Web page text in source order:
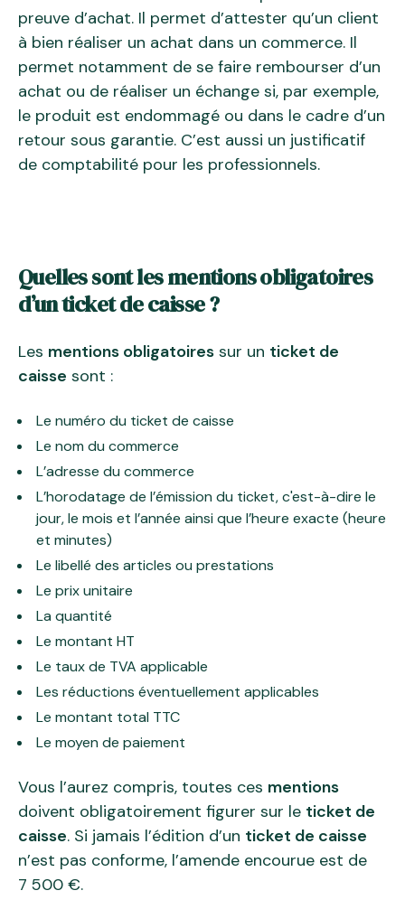
preuve d’achat. Il permet d’attester qu’un client
à bien réaliser un achat dans un commerce. Il
permet notamment de se faire rembourser d’un
achat ou de réaliser un échange si, par exemple,
le produit est endommagé ou dans le cadre d’un
retour sous garantie. C’est aussi un justificatif
de comptabilité pour les professionnels.
Quelles sont les mentions obligatoires
d’un ticket de caisse ?
Les mentions obligatoires sur un ticket de
caisse sont :
Le numéro du ticket de caisse
Le nom du commerce
L’adresse du commerce
L’horodatage de l’émission du ticket, c'est-à-dire le
jour, le mois et l’année ainsi que l’heure exacte (heure
et minutes)
Le libellé des articles ou prestations
Le prix unitaire
La quantité
Le montant HT
Le taux de TVA applicable
Les réductions éventuellement applicables
Le montant total TTC
Le moyen de paiement
Vous l’aurez compris, toutes ces mentions
doivent obligatoirement figurer sur le ticket de
caisse. Si jamais l’édition d’un ticket de caisse
n’est pas conforme, l’amende encourue est de
7 500 €.